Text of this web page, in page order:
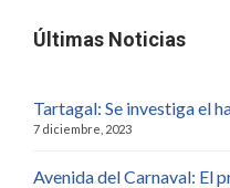
Últimas Noticias
Tartagal: Se investiga el
7 diciembre, 2023
Avenida del Carnaval: El